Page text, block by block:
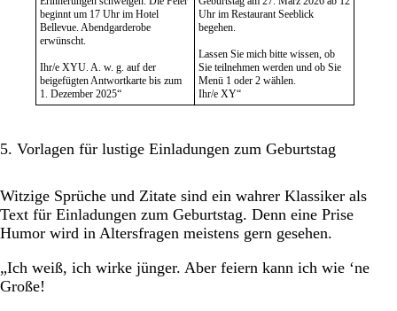
beginnt um 17 Uhr im Hotel
Bellevue. Abendgarderobe
erwünscht.
Ihr/e XYU. A. w. g. auf der
beigefügten Antwortkarte bis zum
1. Dezember 2025“
Uhr im Restaurant Seeblick
begehen.
Lassen Sie mich bitte wissen, ob
Sie teilnehmen werden und ob Sie
Menü 1 oder 2 wählen.
Ihr/e XY“
5. Vorlagen für lustige Einladungen zum Geburtstag
Witzige Sprüche und Zitate sind ein wahrer Klassiker als
Text für Einladungen zum Geburtstag. Denn eine Prise
Humor wird in Altersfragen meistens gern gesehen.
„Ich weiß, ich wirke jünger. Aber feiern kann ich wie ‘ne
Große!